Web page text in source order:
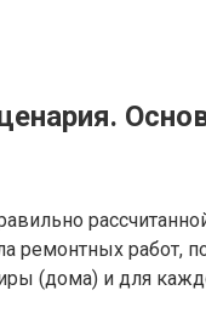
ремонтных работ,
(дома) и для